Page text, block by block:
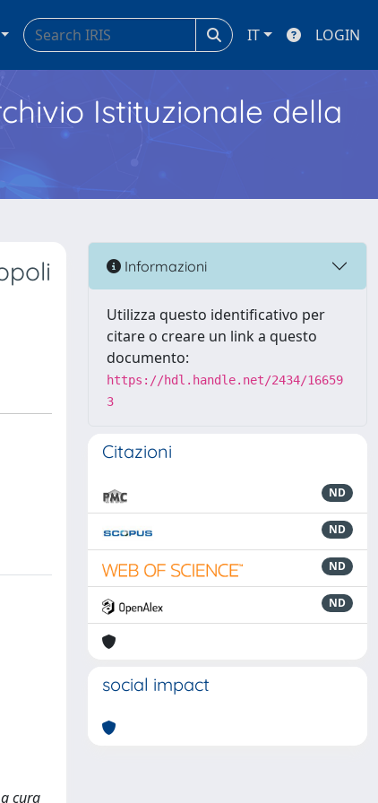
IT LOGIN
Istituzionale della
cura
Informazioni
Utilizza questo identificativo per
citare o creare un link a questo
documento:
https://hdl.handle.net/2434/16659
3
Citazioni
ND
ND
ND
ND
social impact